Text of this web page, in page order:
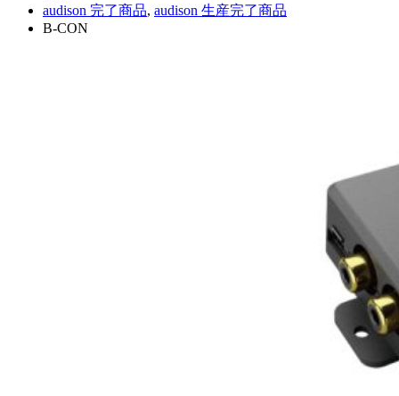
audison 完了商品, audison 生産完了商品
B-CON